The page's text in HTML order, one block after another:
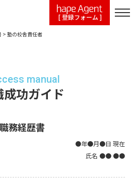
[ 登録フォーム ]
> 塾の校舎責任者
manual
成功ガイド
職務経歴書
●年●月●日 現在
氏名 ●● ●●